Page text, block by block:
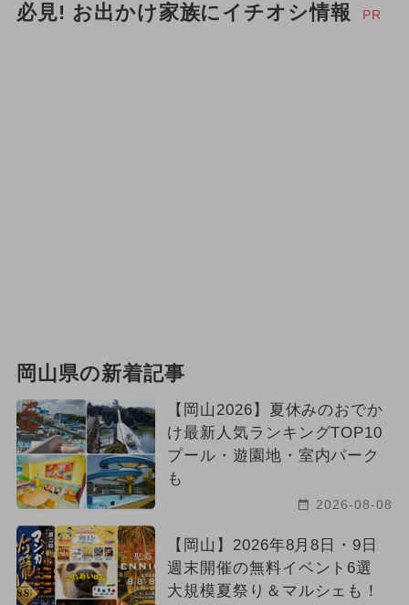
必見! お出かけ家族にイチオシ情報 PR
岡山県の新着記事
【岡山2026】夏休みのおでか
け最新人気ランキングTOP10
プール・遊園地・室内パーク
も
2026-08-08
【岡山】2026年8月8日・9日
週末開催の無料イベント6選
大規模夏祭り＆マルシェも！